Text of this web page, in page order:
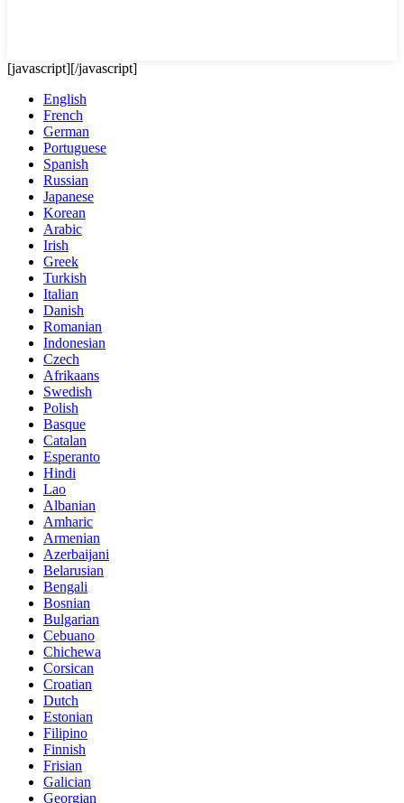
[javascript][/javascript]
English
French
German
Portuguese
Spanish
Russian
Japanese
Korean
Arabic
Irish
Greek
Turkish
Italian
Danish
Romanian
Indonesian
Czech
Afrikaans
Swedish
Polish
Basque
Catalan
Esperanto
Hindi
Lao
Albanian
Amharic
Armenian
Azerbaijani
Belarusian
Bengali
Bosnian
Bulgarian
Cebuano
Chichewa
Corsican
Croatian
Dutch
Estonian
Filipino
Finnish
Frisian
Galician
Georgian